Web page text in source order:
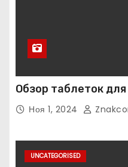
Обзор таблеток
Ноя 1, 2024
UNCATEGORISED